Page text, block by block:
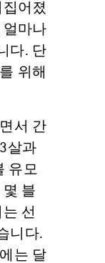
어졌
마나
다. 단
위해
서 간
살과
유모
블
선
니다.
는 달